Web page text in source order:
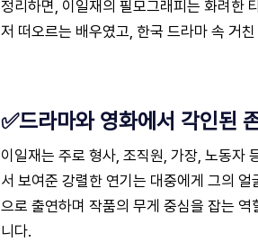
정리하면, 이일재의 필모그래피는 화려한
저 떠오르는 배우였고, 한국 드라마 속 거
✅드라마와 영화에서 각인된
이일재는 주로 형사, 조직원, 가장, 노동자
서 보여준 강렬한 연기는 대중에게 그의
으로 출연하며 작품의 무게 중심을 잡는
니다.